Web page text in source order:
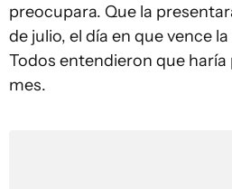
preocupara. Que la
de julio, el día en que vence
Todos entendieron que
mes.